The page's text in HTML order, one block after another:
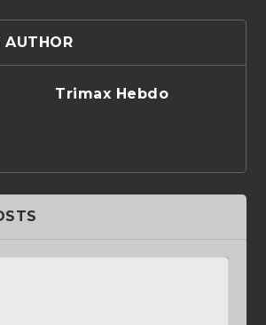
AUTHOR
Trimax Hebdo